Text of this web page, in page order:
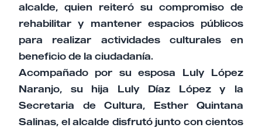
alcalde, quien reiteró su compromiso de
rehabilitar y mantener espacios públicos
para realizar actividades culturales en
beneficio de la ciudadanía.
Acompañado por su esposa Luly López
Naranjo, su hija Luly Díaz López y la
Secretaria de Cultura, Esther Quintana
Salinas, el alcalde disfrutó junto con cientos